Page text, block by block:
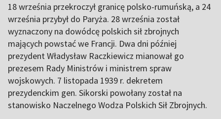
18 września przekroczył granicę polsko-rumuńską, a 24
września przybył do Paryża. 28 września został
wyznaczony na dowódcę polskich sił zbrojnych
mających powstać we Francji. Dwa dni później
prezydent Władysław Raczkiewicz mianował go
prezesem Rady Ministrów i ministrem spraw
wojskowych. 7 listopada 1939 r. dekretem
prezydenckim gen. Sikorski powołany został na
stanowisko Naczelnego Wodza Polskich Sił Zbrojnych.